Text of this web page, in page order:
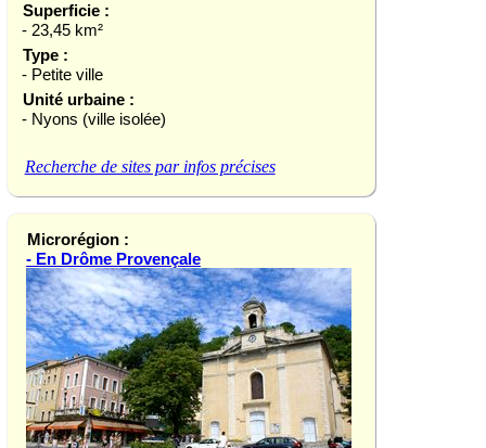
Superficie :
- 23,45 km²
Type :
- Petite ville
Unité urbaine :
- Nyons (ville isolée)
Recherche de sites par infos précises
Microrégion :
- En Drôme Provençale